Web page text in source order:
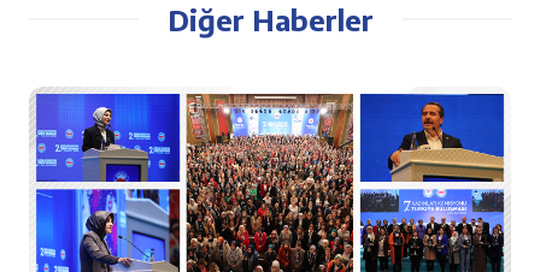
Diğer Haberler